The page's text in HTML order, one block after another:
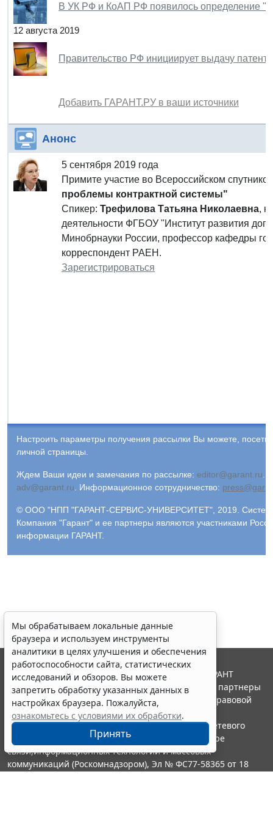
В УК РФ и КоАП РФ появилось определение
12 августа 2019
Правительство РФ инициирует выдачу
Добавить ГАРАНТ.РУ в ваши источники
Анонс
5 сентября 2019 года
Примите участие во Всероссийском
проблемы контрактной системы"
Спикер: Трефилова Татьяна Николаевна,
деятельности ФГБОУ "Институт развития
Минобрнауки России, профессор кафедры
корреспондент РАЕН.
Зарегистрироваться
Настроить параметры получения рассылки Вы можете,
личной страницы.
Ждем Ваши идеи и замечания по рассылке: editor@garant.ru
adv@garant.ru
Информационное сотрудничество:
© ООО "НПП "ГАРАНТ-СЕРВИС-УНИВЕРСИТЕТ", 2019. Система
Компания "Гарант" и ее партнеры являются участниками
информации ГАРАНТ.
Мы обрабатываем локальные данные
браузера и используем инструменты
аналитики в целях улучшения и обеспечения
работоспособности сайта, статистических
исследований и обзоров. Вы можете
запретить обработку указанных данных в
настройках браузера. Пожалуйста,
ознакомьтесь с условиями их обработки.
Принять
© ООО "НПП "ГАРАНТ-СЕРВИС", 2026. Система ГАРАНТ
выпускается с 1990 года. Компания "Гарант" и ее партнеры
являются участниками Российской ассоциации правовой
информации ГАРАНТ.
Портал ГАРАНТ.РУ зарегистрирован в качестве сетевого
издания Федеральной службой по надзору в сфере
связи,информационных технологий и массовых
коммуникаций (Роскомнадзором), Эл № ФС77-58365 от 18